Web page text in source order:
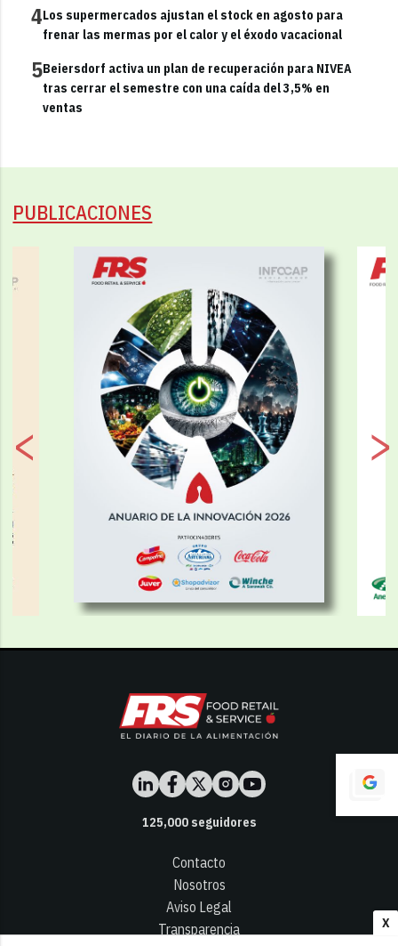
X
4Los supermercados ajustan el stock en agosto para
frenar las mermas por el calor y el éxodo vacacional
5Beiersdorf activa un plan de recuperación para NIVEA
tras cerrar el semestre con una caída del 3,5% en
ventas
PUBLICACIONES
125,000seguidores
Contacto
Nosotros
Aviso Legal
Transparencia